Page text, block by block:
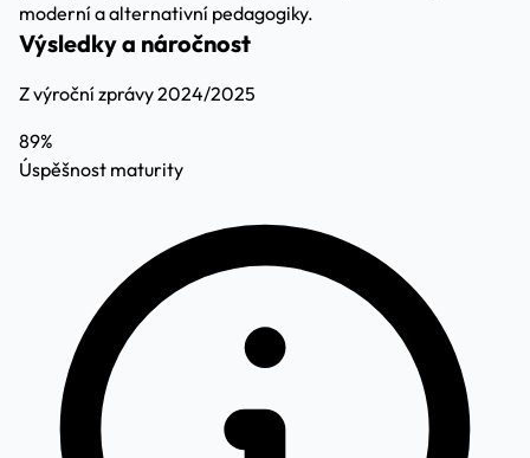
moderní a alternativní pedagogiky.
Výsledky a náročnost
Z výroční zprávy 2024/2025
89%
Úspěšnost maturity